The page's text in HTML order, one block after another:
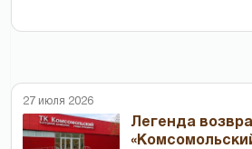
27 июля 2026
Легенда